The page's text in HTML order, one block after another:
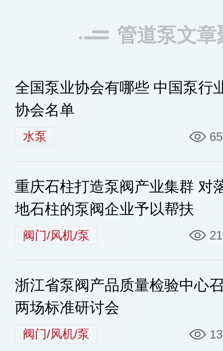
管道泵文章
全国泵业协会有哪些 中国泵行
协会名单
水泵
重庆石柱打造泵阀产业集群 对
地石柱的泵阀企业予以帮扶
阀门/风机/泵
浙江省泵阀产品质量检验中心
两场标准研讨会
阀门/风机/泵